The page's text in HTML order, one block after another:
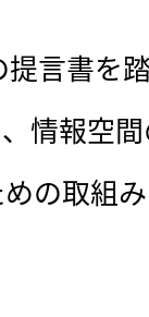
言書を
情報空
の取組